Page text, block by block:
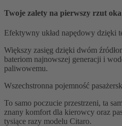
Twoje zalety na pierwszy rzut
Efektywny układ napędowy dzięki
Większy zasięg dzięki dwóm
bateriom najnowszej generacji i
paliwowemu.
Wszechstronna pojemność
To samo poczucie przestrzeni, ta
znany komfort dla kierowcy oraz
tysiące razy modelu Citaro.